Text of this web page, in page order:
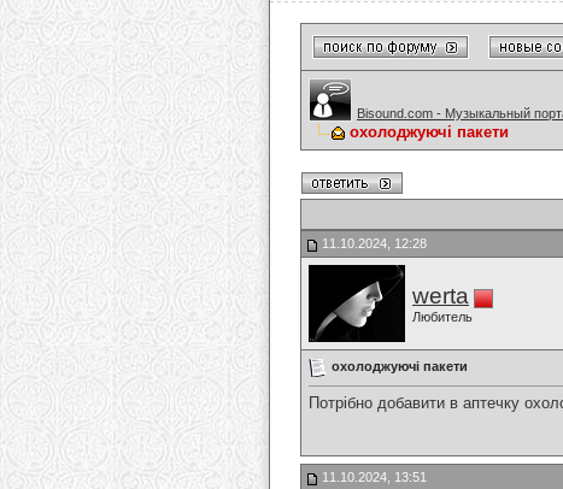
Bisound.com - Музыкальный
охолоджуючі пакети
11.10.2024, 12:28
werta
Любитель
охолоджуючі пакети
Потрібно добавити в аптечку
11.10.2024, 13:51